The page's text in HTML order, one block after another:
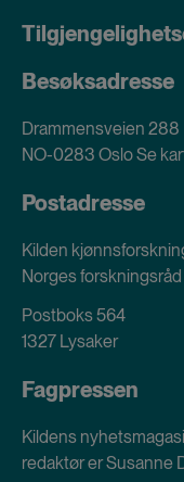
Besøksadresse
Drammensveien 288
NO-0283 OsloSe
Postadresse
Kilden
Norges forskningsråd
Postboks 564
1327 Lysaker
Fagpressen
Kildens
redaktør er Susanne